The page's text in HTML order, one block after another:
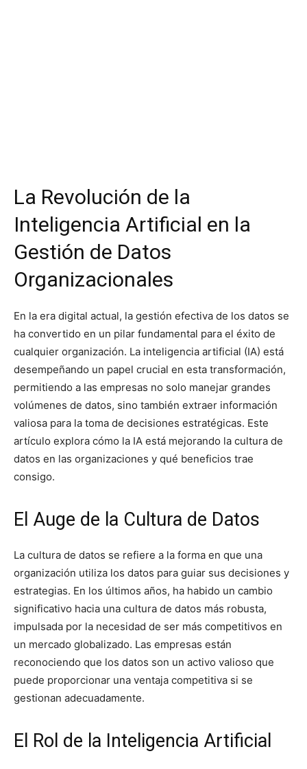
La Revolución de la
Inteligencia Artificial en la
Gestión de Datos
Organizacionales
En la era digital actual, la gestión efectiva de los datos se
ha convertido en un pilar fundamental para el éxito de
cualquier organización. La inteligencia artificial (IA) está
desempeñando un papel crucial en esta transformación,
permitiendo a las empresas no solo manejar grandes
volúmenes de datos, sino también extraer información
valiosa para la toma de decisiones estratégicas. Este
artículo explora cómo la IA está mejorando la cultura de
datos en las organizaciones y qué beneficios trae
consigo.
El Auge de la Cultura de Datos
La cultura de datos se refiere a la forma en que una
organización utiliza los datos para guiar sus decisiones y
estrategias. En los últimos años, ha habido un cambio
significativo hacia una cultura de datos más robusta,
impulsada por la necesidad de ser más competitivos en
un mercado globalizado. Las empresas están
reconociendo que los datos son un activo valioso que
puede proporcionar una ventaja competitiva si se
gestionan adecuadamente.
El Rol de la Inteligencia Artificial